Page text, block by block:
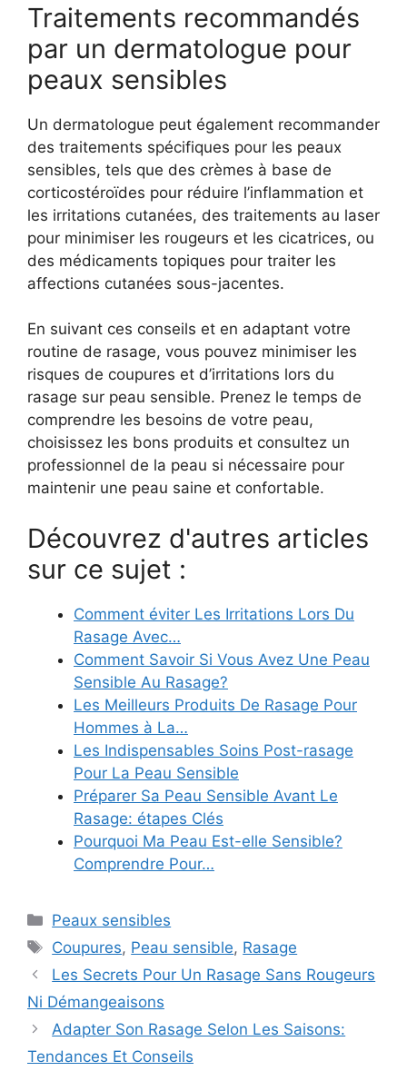
Traitements recommandés
par un dermatologue pour
peaux sensibles
Un dermatologue peut également recommander
des traitements spécifiques pour les peaux
sensibles, tels que des crèmes à base de
corticostéroïdes pour réduire l’inflammation et
les irritations cutanées, des traitements au laser
pour minimiser les rougeurs et les cicatrices, ou
des médicaments topiques pour traiter les
affections cutanées sous-jacentes.
En suivant ces conseils et en adaptant votre
routine de rasage, vous pouvez minimiser les
risques de coupures et d’irritations lors du
rasage sur peau sensible. Prenez le temps de
comprendre les besoins de votre peau,
choisissez les bons produits et consultez un
professionnel de la peau si nécessaire pour
maintenir une peau saine et confortable.
Découvrez d'autres articles
sur ce sujet :
Comment éviter Les Irritations Lors Du
Rasage Avec…
Comment Savoir Si Vous Avez Une Peau
Sensible Au Rasage?
Les Meilleurs Produits De Rasage Pour
Hommes à La…
Les Indispensables Soins Post-rasage
Pour La Peau Sensible
Préparer Sa Peau Sensible Avant Le
Rasage: étapes Clés
Pourquoi Ma Peau Est-elle Sensible?
Comprendre Pour…
Catégories
Peaux sensibles
Étiquettes
Coupures, Peau sensible, Rasage
Les Secrets Pour Un Rasage Sans Rougeurs
Ni Démangeaisons
Adapter Son Rasage Selon Les Saisons:
Tendances Et Conseils